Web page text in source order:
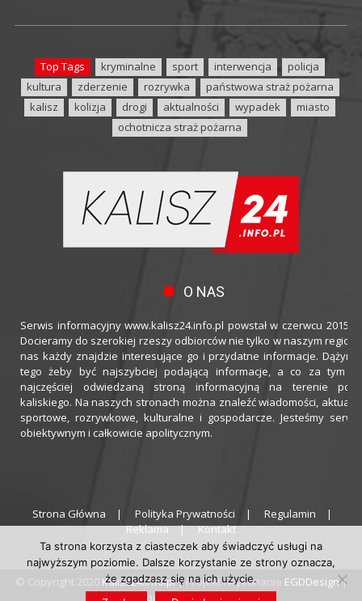
Top Tags kryminalne sport interwencja
policja
kultura
zderzenie rozrywka
państwowa straż pożarna
kalisz
kolizja drogi aktualności wypadek
miasto
ochotnicza straż pożarna
O NAS
Serwis informacyjny www.kalisz24.info.pl powstał w czerwcu 2015
Docieramy do szerokiej rzeszy odbiorców nie tylko w naszym
nas każdy znajdzie interesujące go i przydatne informacje.
tego żeby być najszybciej podającą informacje, a co za tym
najczęściej odwiedzaną stroną informacyjną na terenie
kaliskiego. Na naszych stronach można znaleźć wiadomości,
sportowe, rozrywkowe, kulturalne i gospodarcze. Jesteśmy
obiektywnym i całkowicie apolitycznym.
Strona Główna Polityka Prywatności
Regulamin
Reklama
Kontakt
© Copyright 2020 Kalisz24.info.pl| Projekt i wykonanie EGDDesign|
Hosting zapewnia thecamels.org
Ta strona korzysta z ciasteczek aby świadczyć usługi na
najwyższym poziomie. Dalsze korzystanie ze strony oznacza,
że zgadzasz się na ich użycie.